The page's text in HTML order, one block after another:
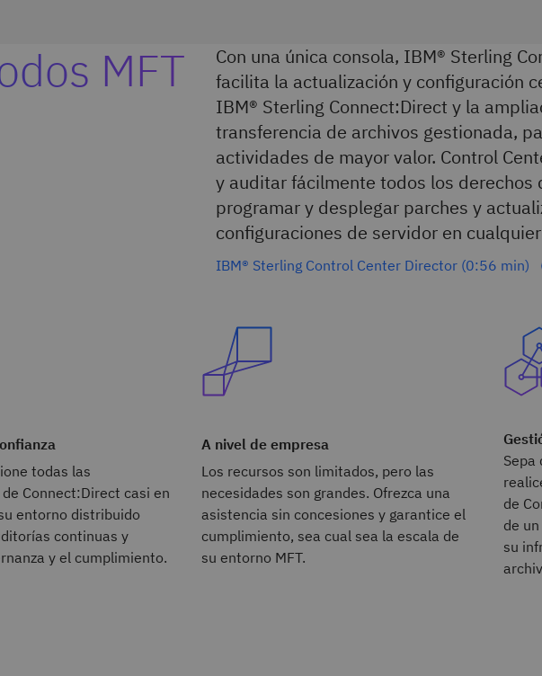
MFT
Con una única consola, IBM® Sterling
facilita la actualización y configuración
IBM® Sterling Connect:Direct y la
transferencia de archivos gestionada,
actividades de mayor valor. Control
y auditar fácilmente todos los derechos
programar y desplegar parches y
configuraciones de servidor en
IBM® Sterling Control Center Director (0:56 min)
todas las
Connect:Direct casi en
entorno distribuido
continuas y
y el cumplimiento.
A nivel de empresa
Los recursos son limitados, pero las
necesidades son grandes. Ofrezca una
asistencia sin concesiones y garantice el
cumplimiento, sea cual sea la escala de
su entorno MFT.
Sepa
de
de
su